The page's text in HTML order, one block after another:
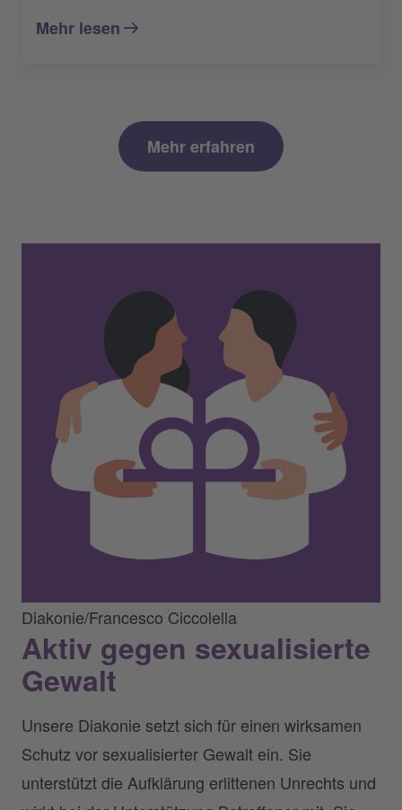
Mehr lesen
Mehr erfahren
Aktiv gegen sexualisierte
Gewalt
Unsere Diakonie setzt sich für einen wirksamen
Schutz vor sexualisierter Gewalt ein. Sie
unterstützt die Aufklärung erlittenen Unrechts und
Diakonie/Francesco Ciccolella